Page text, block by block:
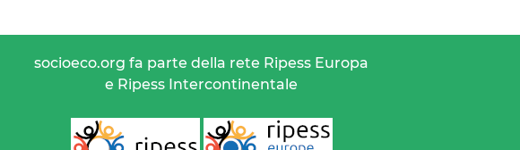
socioeco.org fa parte della rete Ripess Europa
e Ripess Intercontinentale